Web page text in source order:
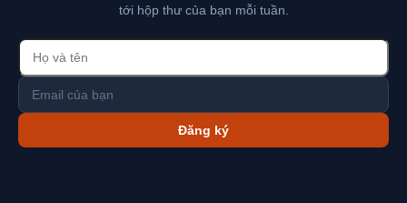
tới hộp thư của bạn mỗi tuần.
Đăng ký